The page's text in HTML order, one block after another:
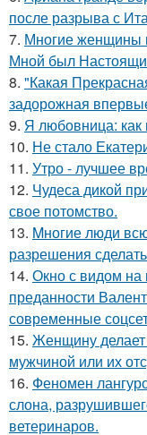
после разрыва с
7. Многие женщины
Мной был
8. "Какая
задорожная
9. Я любовница: как
10. Не стало
11. Утро - лучшее
12. Чудеса дикой
свое потомство.
13. Mногие люди
разрешения
14. Окно с видом на
преданности
современные
15. Женщину делает
мужчиной или их
16. Феномен
слона,
ветеринаров.